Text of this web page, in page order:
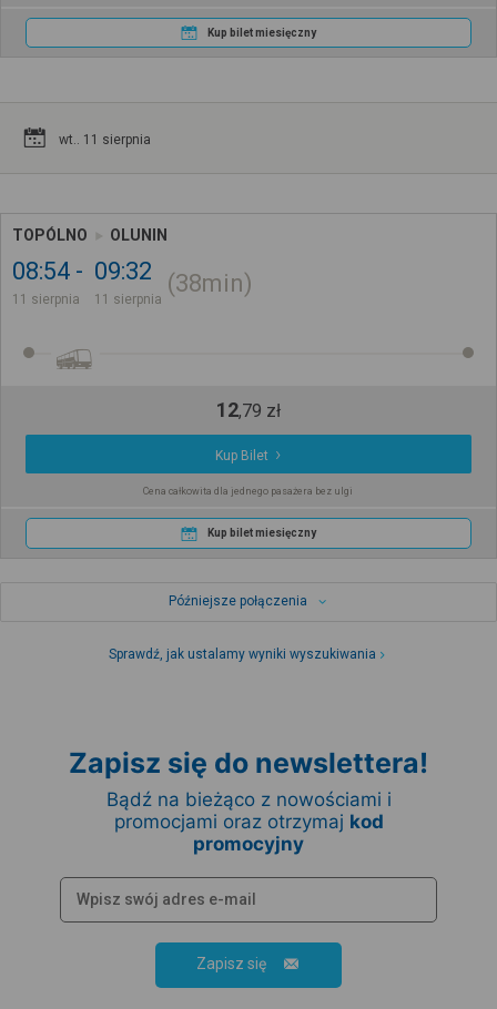
Kup bilet miesięczny
wt.. 11 sierpnia
TOPÓLNO OLUNIN
08:54
11 sierpnia
09:32
11 sierpnia
38min
12,79 zł
Kup Bilet
Cena całkowita dla jednego pasażera bez ulgi
Kup bilet miesięczny
Późniejsze połączenia
Sprawdź, jak ustalamy wyniki wyszukiwania
Zapisz się do newslettera!
Bądź na bieżąco z nowościami i
promocjami oraz otrzymaj kod
promocyjny
Zapisz się